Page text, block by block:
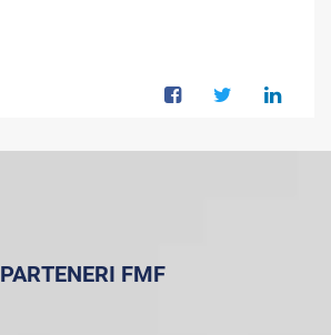
PARTENERI FMF